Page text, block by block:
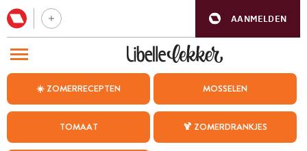
AANMELDEN
☀️ ZOMERRECEPTEN MOSSELEN
TOMAAT 🍹 ZOMERDRANKJES
BEZOEK ONZE ANDERE WEBSITES
WEEKMENU